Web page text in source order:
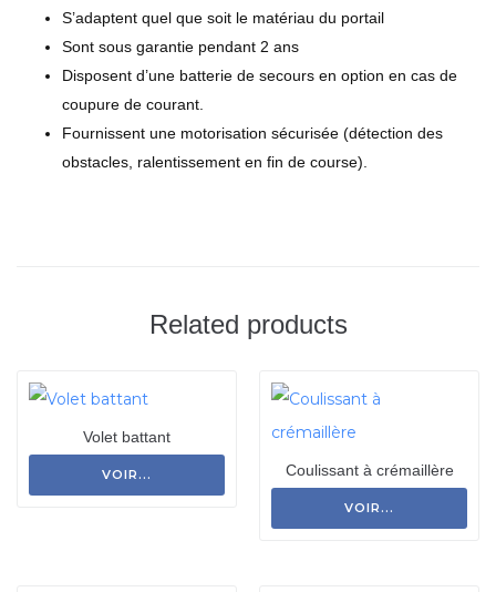
S’adaptent quel que soit le matériau du portail
Sont sous garantie pendant 2 ans
Disposent d’une batterie de secours en option en cas de
coupure de courant.
Fournissent une motorisation sécurisée (détection des
obstacles, ralentissement en fin de course).
Related products
Volet battant
VOIR... Coulissant à crémaillère
VOIR...